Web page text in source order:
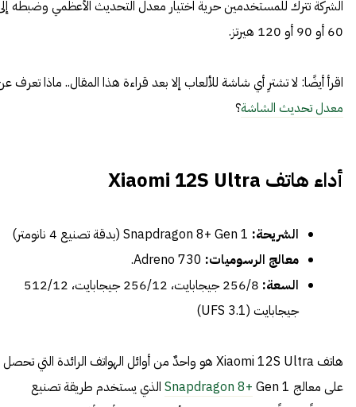
الشركة تترك للمستخدمين حرية اختيار معدل التحديث الأعظمي وضبطه
60 أو 90 أو 120 هيرتز.
اقرأ أيضًا: لا تشترِ أي شاشة للألعاب إلا بعد قراءة هذا المقال.. ماذا تعرف
معدل تحديث الشاشة؟
أداء هاتف Xiaomi 12S Ultra
الشريحة:
معالج الرسوميات: Adreno 730.
السعة:
256/8 جيجابايت، 256/12 جيجابايت، 512/12
جيجابايت (UFS 3.1)
هاتف Xiaomi 12S Ultra هو واحدٌ من أوائل الهواتف الرائدة التي تحصل
على معالج
Snapdragon 8+ Gen 1 الذي يستخدم طريقة تصنيع